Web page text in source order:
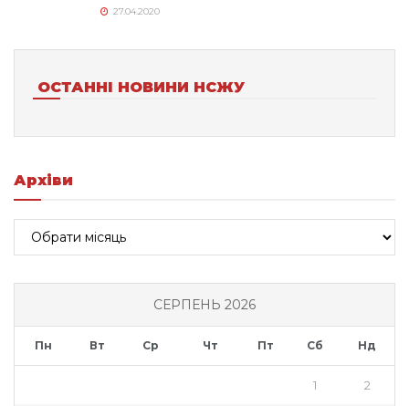
27.04.2020
ОСТАННІ НОВИНИ НСЖУ
Архіви
Архіви
СЕРПЕНЬ 2026
Пн Вт Ср Чт Пт Сб Нд
1 2